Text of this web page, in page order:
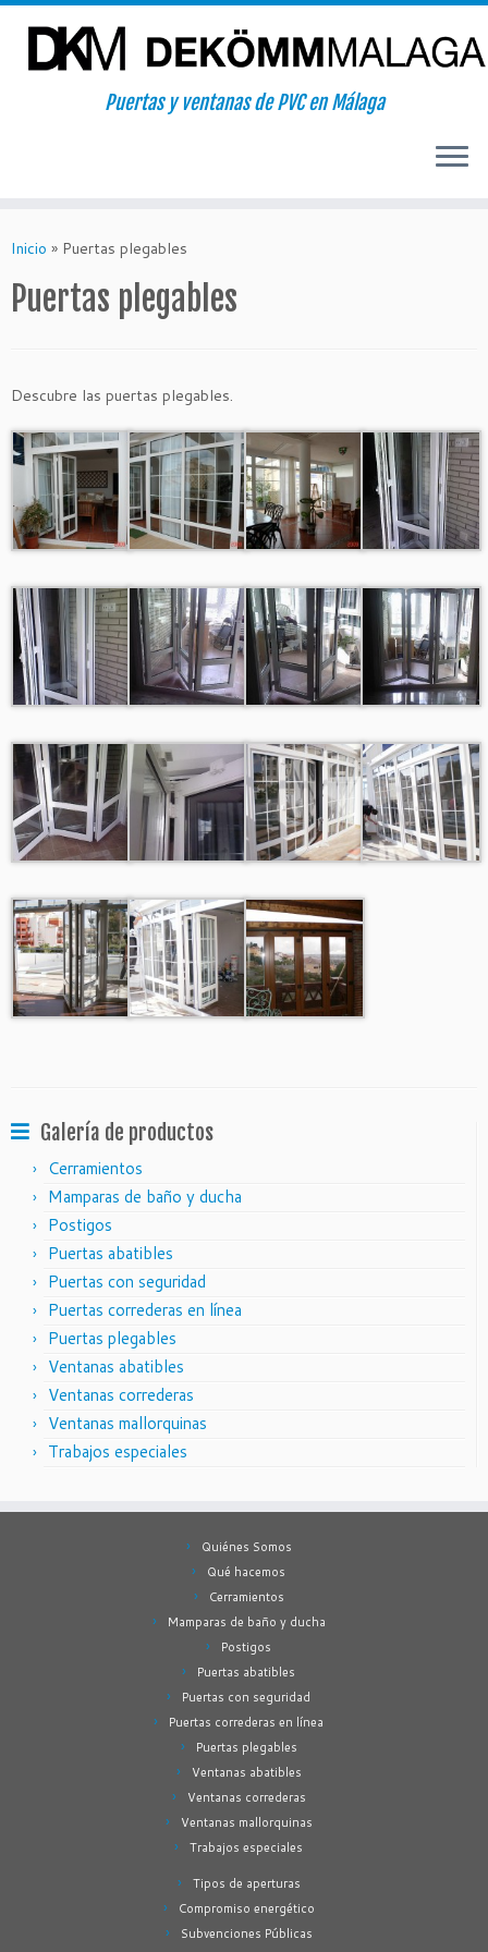
Puertas y ventanas de PVC en Málaga
Inicio » Puertas plegables
Puertas plegables
Descubre las puertas plegables.
Galería de productos
Cerramientos
Mamparas de baño y ducha
Postigos
Puertas abatibles
Puertas con seguridad
Puertas correderas en línea
Puertas plegables
Ventanas abatibles
Ventanas correderas
Ventanas mallorquinas
Trabajos especiales
Quiénes Somos
Qué hacemos
Cerramientos
Mamparas de baño y ducha
Postigos
Puertas abatibles
Puertas con seguridad
Puertas correderas en línea
Puertas plegables
Ventanas abatibles
Ventanas correderas
Ventanas mallorquinas
Trabajos especiales
Tipos de aperturas
Compromiso energético
Subvenciones Públicas